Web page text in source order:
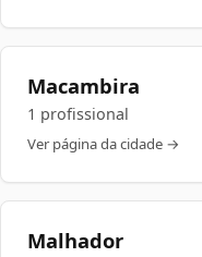
Macambira
1 profissional
Ver página da cidade →
Malhador